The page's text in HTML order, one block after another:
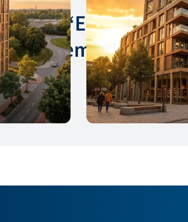
“Een thuis is
Het is iemand die je
Bert-Jan van